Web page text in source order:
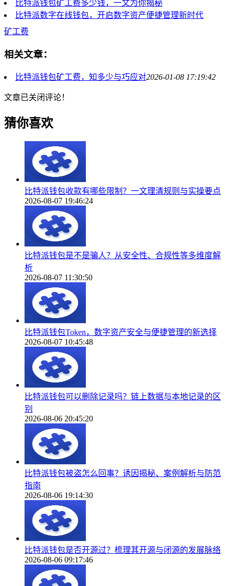
比特派钱包矿工费多少钱，一文为你揭秘
比特派数字在线钱包，开启数字资产便捷管理新时代
矿工费
相关文章：
比特派钱包矿工费，知多少与巧应对2026-01-08 17:19:42
文章已关闭评论！
猜你喜欢
比特派钱包收款有哪些限制？一文理清规则与实操要点
2026-08-07 19:46:24
比特派钱包是不是骗人？从安全性、合规性等多维度解
析
2026-08-07 11:30:50
比特派钱包Token，数字资产安全与便捷管理的新选择
2026-08-07 10:45:48
比特派钱包可以删除记录吗？链上数据与本地记录的区
别
2026-08-06 20:45:20
比特派钱包被盗怎么回事？诱因揭秘、案例解析与防范
指南
2026-08-06 19:14:30
比特派钱包是否开源过？梳理其开源与闭源的发展脉络
2026-08-06 09:17:46